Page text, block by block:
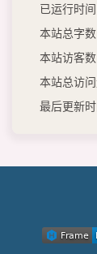
已运行时
本站总字
本站访客
本站总访
最后更新